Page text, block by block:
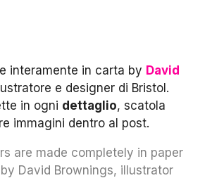
interamente in carta by David
e designer di Bristol.
in ogni dettaglio, scatola
immagini dentro al post.
are made completely in paper
David Brownings, illustrator